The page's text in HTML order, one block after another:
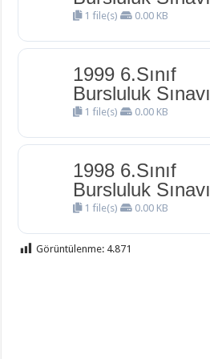
1 file(s) 0.00 KB
1999 6.Sınıf
Bursluluk Sınavı
1 file(s) 0.00 KB
1998 6.Sınıf
Bursluluk Sınavı
1 file(s) 0.00 KB
Görüntülenme: 4.871